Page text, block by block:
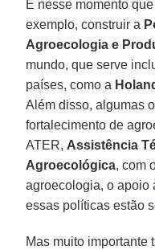
É nesse momento
exemplo, construir a
Agroecologia e
mundo, que serve
países, como a
Além disso, algumas
fortalecimento de
ATER, Assistência
Agroecológica, com
agroecologia, o apoio
essas políticas estão
Mas muito importante